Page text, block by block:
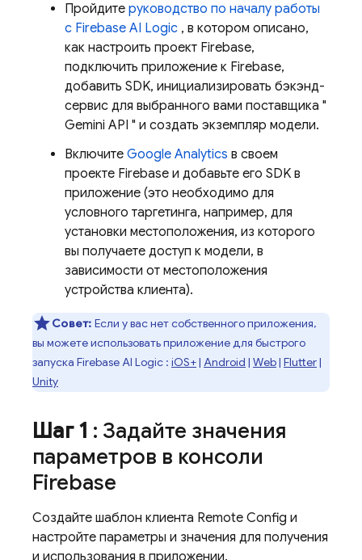
Пройдите руководство по началу работы
с Firebase AI Logic , в котором описано,
как настроить проект Firebase,
подключить приложение к Firebase,
добавить SDK, инициализировать бэкэнд-
сервис для выбранного вами поставщика "
Gemini API " и создать экземпляр модели.
Включите Google Analytics в своем
проекте Firebase и добавьте его SDK в
приложение (это необходимо для
условного таргетинга, например, для
установки местоположения, из которого
вы получаете доступ к модели, в
зависимости от местоположения
устройства клиента).
Совет: Если у вас нет собственного приложения,
вы можете использовать приложение для быстрого
запуска Firebase AI Logic : iOS+| Android | Web| Flutter|
Unity
Шаг 1 : Задайте значения
параметров в консоли
Firebase
Создайте шаблон клиента Remote Config и
настройте параметры и значения для получения
и использования в приложении.